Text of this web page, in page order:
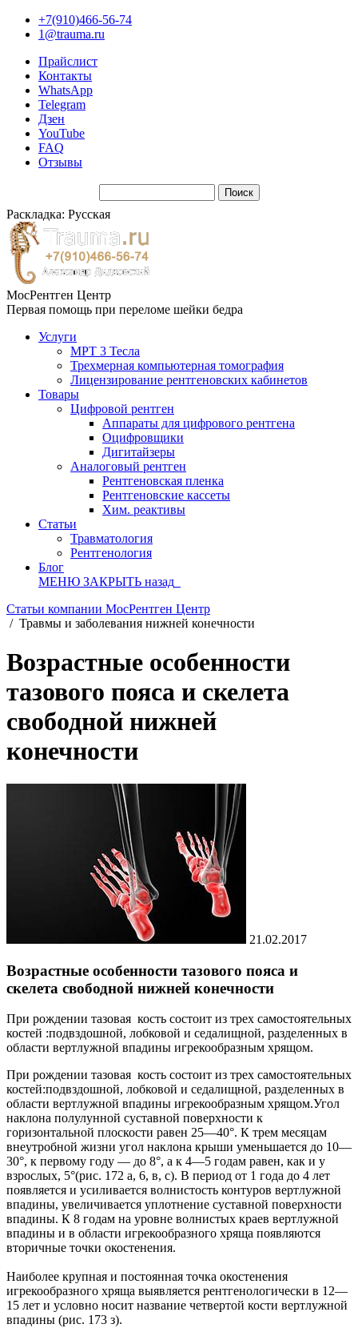
+7(910)466-56-74
1@trauma.ru
Прайслист
Контакты
WhatsApp
Telegram
Дзен
YouTube
FAQ
Отзывы
Раскладка: Русская
МосРентген Центр
Первая помощь при переломе шейки бедра
Услуги
МРТ 3 Тесла
Трехмерная компьютерная томография
Лицензирование рентгеновских кабинетов
Товары
Цифровой рентген
Аппараты для цифрового рентгена
Оцифровщики
Дигитайзеры
Аналоговый рентген
Рентгеновская пленка
Рентгеновские кассеты
Хим. реактивы
Статьи
Травматология
Рентгенология
Блог
МЕНЮ ЗАКРЫТЬ назад
Статьи компании МосРентген Центр
/ Травмы и заболевания нижней конечности
Возрастные особенности
тазового пояса и скелета
свободной нижней
конечности
21.02.2017
Возрастные особенности тазового пояса и
скелета свободной нижней конечности
При рождении тазовая кость состоит из трех самостоятельных
костей :подвздошной, лобковой и седалищной, разделенных в
области вертлужной впадины игрекообразным хрящом.
При рождении тазовая кость состоит из трех самостоятельных
костей:подвздошной, лобковой и седалищной, разделенных в
области вертлужной впадины игрекообразным хрящом.Угол
наклона полулунной суставной поверхности к
горизонтальной плоскости равен 25—40°. К трем месяцам
внеутробной жизни угол наклона крыши уменьшается до 10—
30°, к первому году — до 8°, а к 4—5 годам равен, как и у
взрослых, 5°(рис. 172 а, 6, в, с). В период от 1 года до 4 лет
появляется и усиливается волнистость контуров вертлужной
впадины, увеличивается уплотнение суставной поверхности
впадины. К 8 годам на уровне волнистых краев вертлужной
впадины и в области игрекообразного хряща появляются
вторичные точки окостенения.
Наиболее крупная и постоянная точка окостенения
игрекообразного хряща выявляется рентгенологически в 12—
15 лет и условно носит название четвертой кости вертлужной
впадины (рис. 173 з).